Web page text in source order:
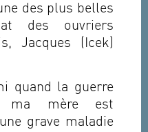
des plus belles
des ouvriers
Jacques (Icek)
quand la guerre
ma mère est
grave maladie